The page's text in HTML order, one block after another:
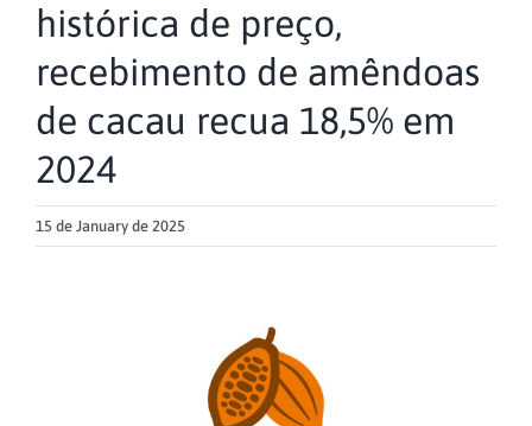
histórica de preço,
recebimento de amêndoas
de cacau recua 18,5% em
2024
15 de January de 2025